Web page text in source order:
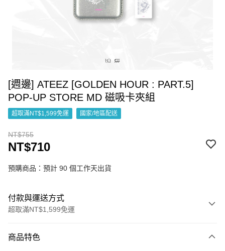
[週邊] ATEEZ [GOLDEN HOUR : PART.5]
POP-UP STORE MD 磁吸卡夾組
超取滿NT$1,599免運 國家/地區配送
NT$755
NT$710
預購商品：預計 90 個工作天出貨
付款與運送方式
超取滿NT$1,599免運
信用卡一次付款
商品特色